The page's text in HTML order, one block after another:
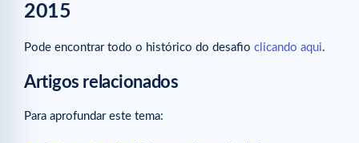
2015
Pode encontrar todo o histórico do desafio clicando aqui.
Artigos relacionados
Para aprofundar este tema: